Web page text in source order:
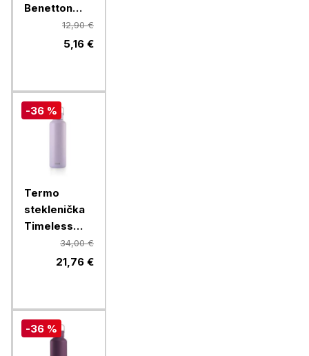
Benetton
Rainbow 750
ml, rdeča
12,90 €
5,16 €
-36 %
Termo
steklenička
Timeless
Equa, 600
ml, Lavender
34,00 €
21,76 €
-36 %